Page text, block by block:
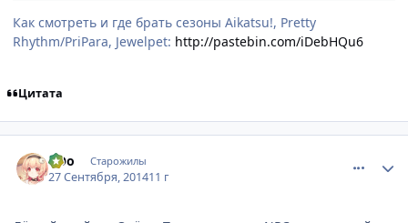
Как смотреть и где брать сезоны Aikatsu!, Pretty
Rhythm/PriPara, Jewelpet: http://pastebin.com/iDebHQu6
Цитата
оОо Старожилы
27 Сентября, 201411 г